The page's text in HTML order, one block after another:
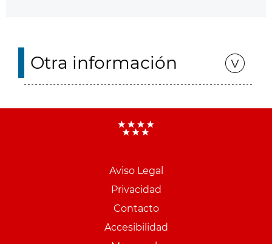
Otra información
Aviso Legal
Privacidad
Contacto
Accesibilidad